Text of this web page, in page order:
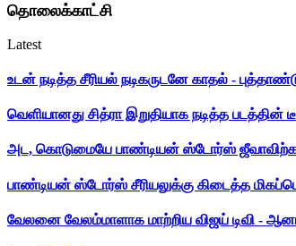
தொலைக்காட்சி
Latest
உடன் நடித்த சீரியல் நடிகருடனே காதல் -
வெளியானது சித்ரா இறுதியாக நடித்த படத்தின்
அட, கொடுமையே பாண்டியன் ஸ்டோர்ஸ் ஜீவாவிற்கா
பாண்டியன் ஸ்டோர்ஸ் சீரியலுக்கு கிடைத்த
வேலனை வேலம்மாளாக மாற்றிய விஜய் டிவி -